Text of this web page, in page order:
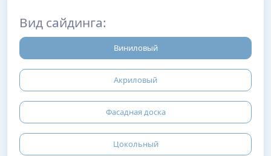
Вид сайдинга:
Виниловый
Акриловый
Фасадная доска
Цокольный